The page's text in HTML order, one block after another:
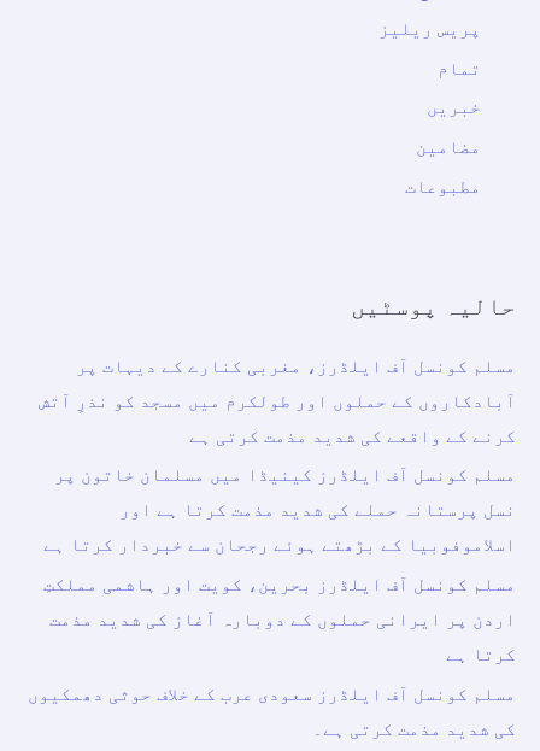
پریس ریلیز
تمام
خبریں
مضامین
مطبوعات
حالیہ پوسٹیں
مسلم کونسل آف ایلڈرز، مغربی کنارے کے دیہات پر
آبادکاروں کے حملوں اور طولکرم میں مسجد کو نذرِ آتش
کرنے کے واقعے کی شدید مذمت کرتی ہے
مسلم کونسل آف ایلڈرز کینیڈا میں مسلمان خاتون پر
نسل پرستانہ حملے کی شدید مذمت کرتا ہے اور
اسلاموفوبیا کے بڑھتے ہوئے رجحان سے خبردار کرتا ہے
مسلم کونسل آف ایلڈرز بحرین، کویت اور ہاشمی مملکتِ
اردن پر ایرانی حملوں کے دوبارہ آغاز کی شدید مذمت
کرتا ہے
مسلم کونسل آف ایلڈرز سعودی عرب کے خلاف حوثی دھمکیوں
کی شدید مذمت کرتی ہے۔